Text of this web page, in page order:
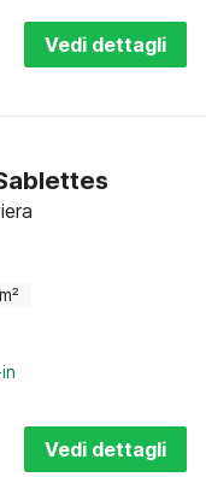
Vedi dettagli
Vedi dettagli